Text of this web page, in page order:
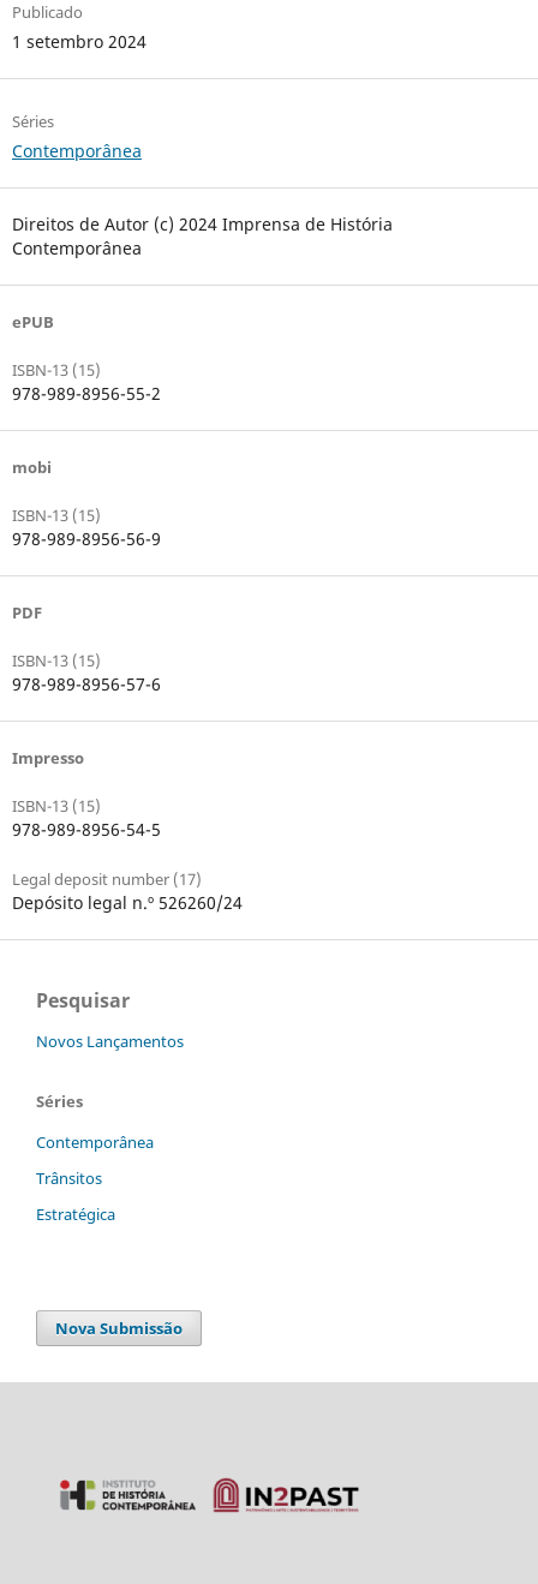
Publicado
1 setembro 2024
Séries
Contemporânea
Direitos de Autor (c) 2024 Imprensa de História
Contemporânea
ePUB
ISBN-13 (15)
978-989-8956-55-2
mobi
ISBN-13 (15)
978-989-8956-56-9
PDF
ISBN-13 (15)
978-989-8956-57-6
Impresso
ISBN-13 (15)
978-989-8956-54-5
Legal deposit number (17)
Depósito legal n.º 526260/24
Pesquisar
Novos Lançamentos
Séries
Contemporânea
Trânsitos
Estratégica
Nova Submissão